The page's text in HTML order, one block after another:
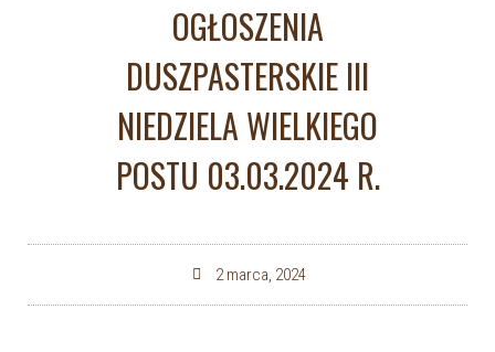
OGŁOSZENIA
DUSZPASTERSKIE III
NIEDZIELA WIELKIEGO
POSTU 03.03.2024 R.
2 marca, 2024